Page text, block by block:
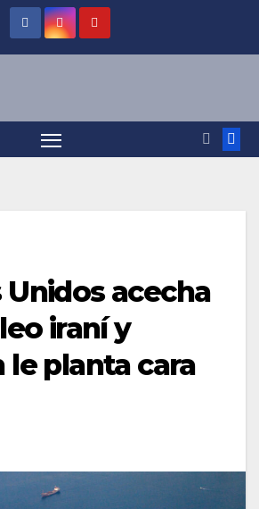
Unidos acecha
iraní y
le planta cara